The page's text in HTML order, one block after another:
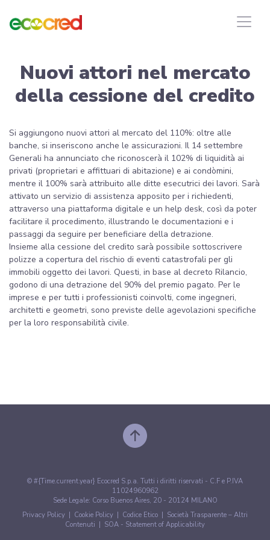
Nuovi attori nel mercato
della cessione del credito
Si aggiungono nuovi attori al mercato del 110%: oltre alle
banche, si inseriscono anche le assicurazioni. Il 14 settembre
Generali ha annunciato che riconoscerà il 102% di liquidità ai
privati (proprietari e affittuari di abitazione) e ai condòmini,
mentre il 100% sarà attribuito alle ditte esecutrici dei lavori. Sarà
attivato un servizio di assistenza apposito per i richiedenti,
attraverso una piattaforma digitale e un help desk, così da poter
facilitare il procedimento, illustrando le documentazioni e i
passaggi da seguire per beneficiare della detrazione.
Insieme alla cessione del credito sarà possibile sottoscrivere
polizze a copertura del rischio di eventi catastrofali per gli
immobili oggetto dei lavori. Questi, in base al decreto Rilancio,
godono di una detrazione del 90% del premio pagato. Per le
imprese e per tutti i professionisti coinvolti, come ingegneri,
architetti e geometri, sono previste delle agevolazioni specifiche
per la loro responsabilità civile.
© #{Time.current.year} Ecocred S.p.a. Tutti i diritti riservati - C.F e P.IVA
11024960962
Sede Legale: Corso Buenos Aires, 20 - 20124 MILANO
Privacy Policy
Cookie Policy Codice Etico
Società Trasparente – Altri
Contenuti
SOA - Statement of Applicability